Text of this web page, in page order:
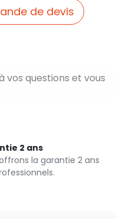
de devis
vos questions et vous
2 ans
la garantie 2 ans